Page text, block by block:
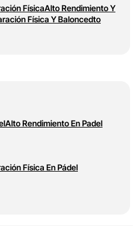
FísicaAlto Rendimiento Y
Física Y Baloncedto
Alto Rendimiento En Padel
Física En Pádel